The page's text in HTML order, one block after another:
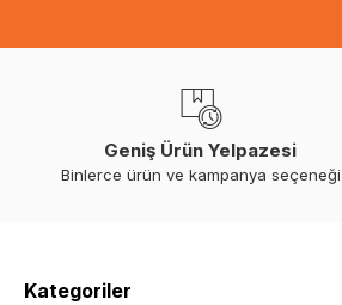
Geniş Ürün Yelpazesi
Binlerce ürün ve kampanya seçeneği
Kategoriler